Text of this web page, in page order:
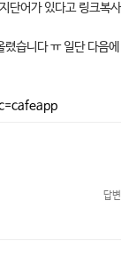
단어가 있다고 링크복사
습니다 ㅠ 일단 다음에
답변